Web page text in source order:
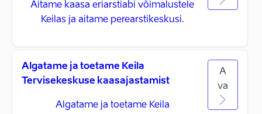
Aitame kaasa eriarstiabi võimalustele
Keilas ja aitame perearstikeskusi.
Algatame ja toetame Keila
Tervisekeskuse kaasajastamist
Algatame ja toetame Keila
A
va